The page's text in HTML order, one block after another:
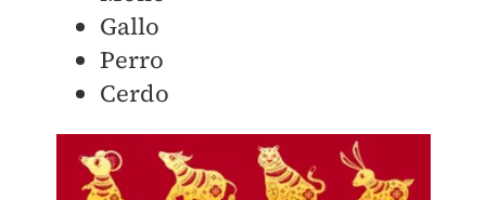
Gallo
Perro
Cerdo